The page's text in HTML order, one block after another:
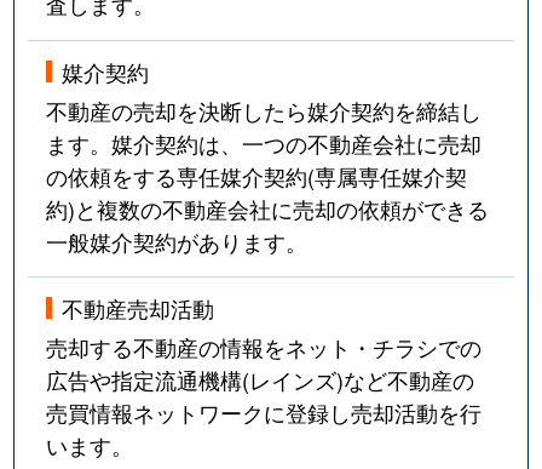
媒介契約
不動産の売却を決断したら媒介契約を締結し
ます。媒介契約は、一つの不動産会社に売却
の依頼をする専任媒介契約(専属専任媒介契
約)と複数の不動産会社に売却の依頼ができる
一般媒介契約があります。
不動産売却活動
売却する不動産の情報をネット・チラシでの
広告や指定流通機構(レインズ)など不動産の
売買情報ネットワークに登録し売却活動を行
います。